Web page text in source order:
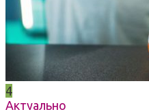
4
Актуально